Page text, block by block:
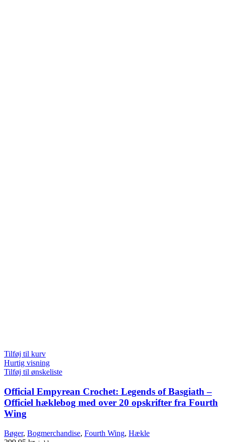
Tilføj til kurv
Hurtig visning
Tilføj til ønskeliste
Official Empyrean Crochet: Legends of Basgiath –
Officiel hæklebog med over 20 opskrifter fra Fourth
Wing
Bøger, Bogmerchandise, Fourth Wing, Hækle